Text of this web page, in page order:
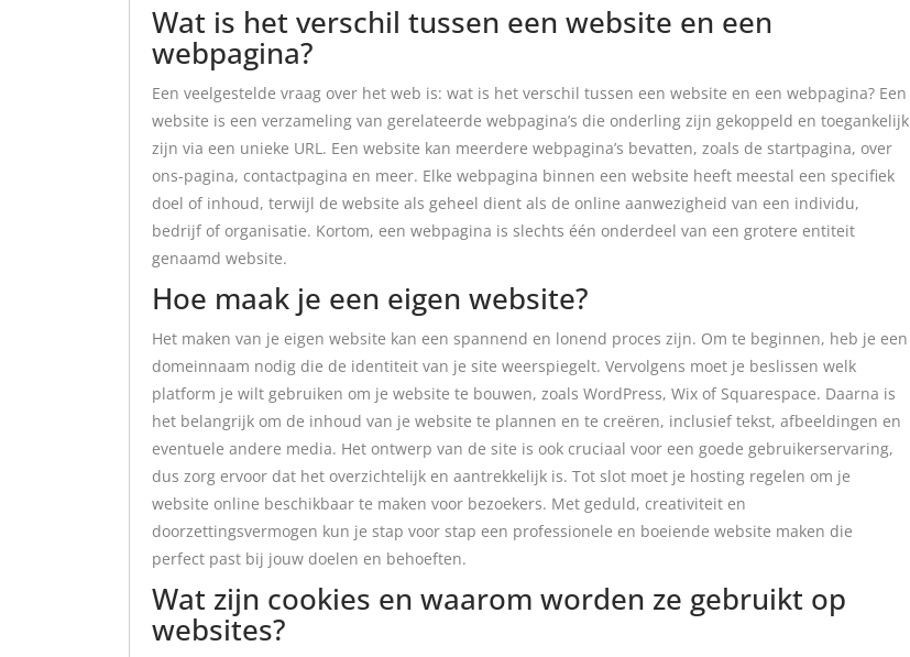
Wat is het verschil tussen een website en een
webpagina?
Een veelgestelde vraag over het web is: wat is het verschil tussen een website en een webpagina? Een
website is een verzameling van gerelateerde webpagina’s die onderling zijn gekoppeld en toegankelijk
zijn via een unieke URL. Een website kan meerdere webpagina’s bevatten, zoals de startpagina, over
ons-pagina, contactpagina en meer. Elke webpagina binnen een website heeft meestal een specifiek
doel of inhoud, terwijl de website als geheel dient als de online aanwezigheid van een individu,
bedrijf of organisatie. Kortom, een webpagina is slechts één onderdeel van een grotere entiteit
genaamd website.
Hoe maak je een eigen website?
Het maken van je eigen website kan een spannend en lonend proces zijn. Om te beginnen, heb je een
domeinnaam nodig die de identiteit van je site weerspiegelt. Vervolgens moet je beslissen welk
platform je wilt gebruiken om je website te bouwen, zoals WordPress, Wix of Squarespace. Daarna is
het belangrijk om de inhoud van je website te plannen en te creëren, inclusief tekst, afbeeldingen en
eventuele andere media. Het ontwerp van de site is ook cruciaal voor een goede gebruikerservaring,
dus zorg ervoor dat het overzichtelijk en aantrekkelijk is. Tot slot moet je hosting regelen om je
website online beschikbaar te maken voor bezoekers. Met geduld, creativiteit en
doorzettingsvermogen kun je stap voor stap een professionele en boeiende website maken die
perfect past bij jouw doelen en behoeften.
Wat zijn cookies en waarom worden ze gebruikt op
websites?